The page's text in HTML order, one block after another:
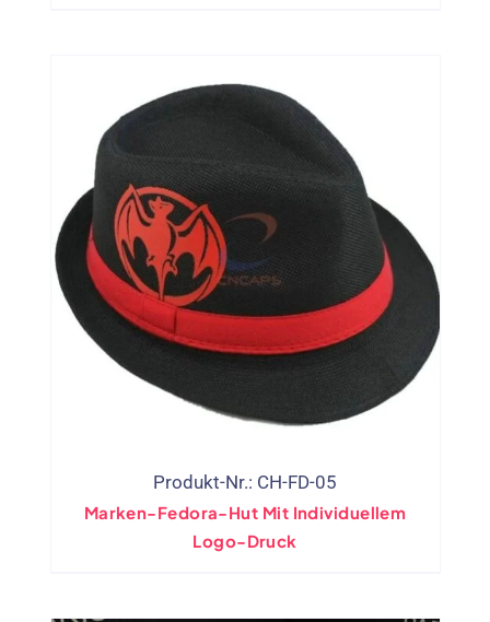
Produkt-Nr.: CH-FD-05
Marken-Fedora-Hut Mit Individuellem
Logo-Druck